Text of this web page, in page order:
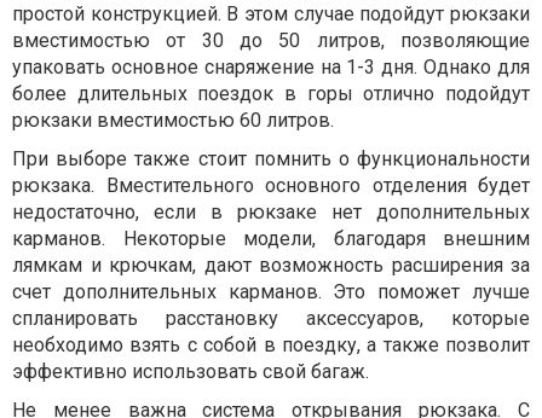
простой конструкцией. В этом случае подойдут рюкзаки
вместимостью от 30 до 50 литров, позволяющие
упаковать основное снаряжение на 1-3 дня. Однако для
более длительных поездок в горы отлично подойдут
рюкзаки вместимостью 60 литров.
При выборе также стоит помнить о функциональности
рюкзака. Вместительного основного отделения будет
недостаточно, если в рюкзаке нет дополнительных
карманов. Некоторые модели, благодаря внешним
лямкам и крючкам, дают возможность расширения за
счет дополнительных карманов. Это поможет лучше
спланировать расстановку аксессуаров, которые
необходимо взять с собой в поездку, а также позволит
эффективно использовать свой багаж.
Не менее важна система открывания рюкзака. С